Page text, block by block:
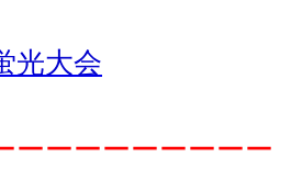
光大会
ーーーーーーーーー